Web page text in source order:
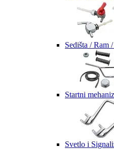
Sedišta / Ram
Startni
Svetlo i